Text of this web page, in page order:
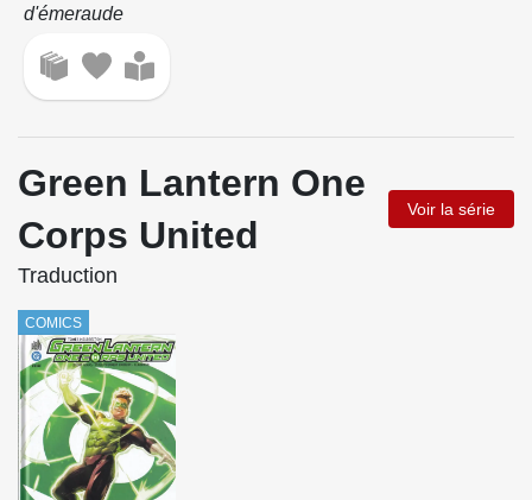
d'émeraude
Green Lantern One
Corps United
Voir la série
Traduction
COMICS